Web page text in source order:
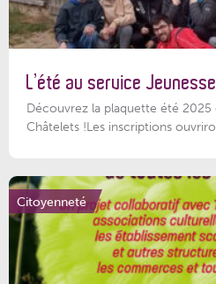
L’été au service
Découvrez la plaquette été 2025
Châtelets !Les inscriptions
Citoyenneté